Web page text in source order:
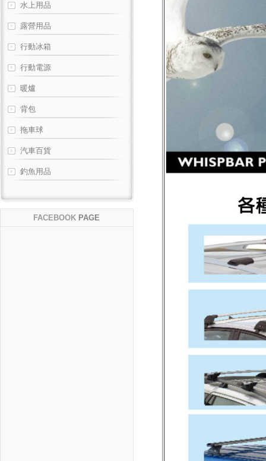
水上用品
露營用品
行動冰箱
行動電源
暖爐
背包
拖車球
汽車百貨
釣魚用品
FACEBOOK PAGE